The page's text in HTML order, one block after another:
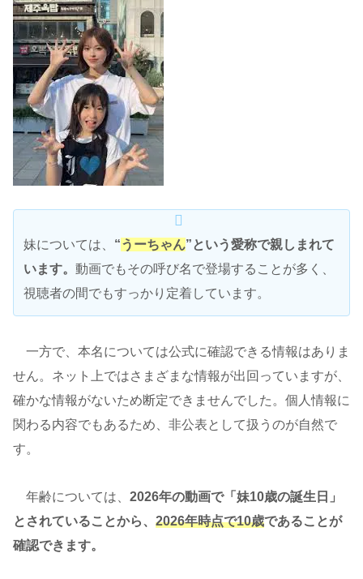
妹については、 “うーちゃん”という愛称で親しまれて
います。 動画でもその呼び名で登場することが多く、
視聴者の間でもすっかり定着しています。
一方で、本名については公式に確認できる情報はありま
せん。ネット上ではさまざまな情報が出回っていますが、
確かな情報がないため断定できませんでした。個人情報に
関わる内容でもあるため、非公表として扱うのが自然で
す。
年齢については、 2026年の動画で「妹10歳の誕生日」
とされていることから、 2026年時点で10歳であることが
確認できます。